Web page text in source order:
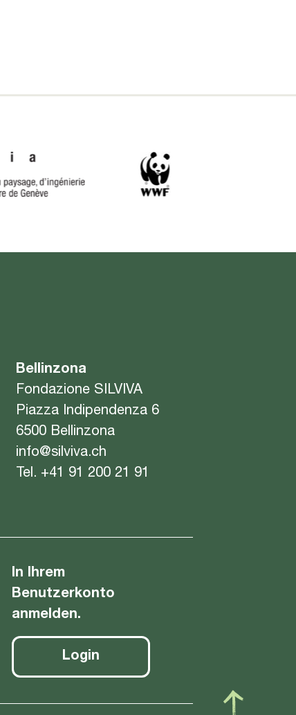
Bellinzona
Fondazione SILVIVA
Piazza Indipendenza 6
6500 Bellinzona
info@silviva.ch
Tel. +41 91 200 21 91
In Ihrem
Benutzerkonto
anmelden.
Login